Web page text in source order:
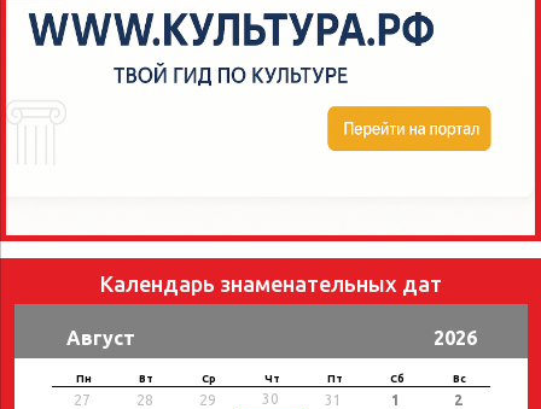
Календарь знаменательных дат
Август 2026
Пн Вт Ср Чт Пт Сб Вс
27 28 29 30 31 1
2